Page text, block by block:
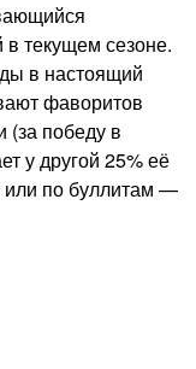
в текущем сезоне.
в настоящий
фаворитов
победу в
у другой 25% её
или по буллитам —